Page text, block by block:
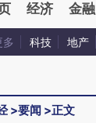
经济 金融
多 科技 地产
>要闻 >正文